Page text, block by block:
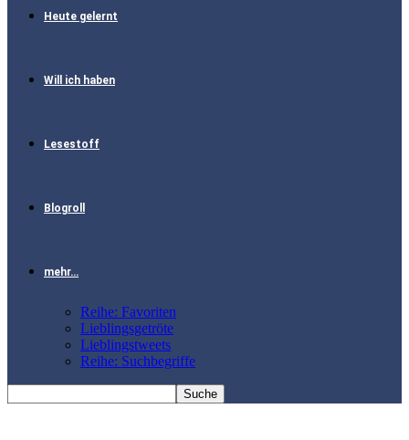
Heute gelernt
Will ich haben
Lesestoff
Blogroll
mehr…
Reihe: Favoriten
Lieblingsgetröte
Lieblingstweets
Reihe: Suchbegriffe